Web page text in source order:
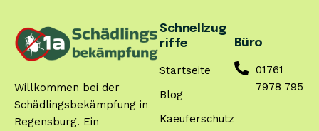
Willkommen bei der
Schädlingsbekämpfung in
Regensburg. Ein
Schnellzug
riffe
Startseite
Blog
Kaeuferschutz
Büro
01761
7978 795